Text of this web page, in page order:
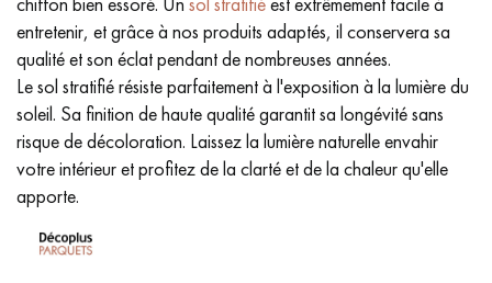
entretenir, et grâce à nos produits adaptés, il conservera sa
qualité et son éclat pendant de nombreuses années.
Le sol stratifié résiste parfaitement à l'exposition à la lumière du
soleil. Sa finition de haute qualité garantit sa longévité sans
risque de décoloration. Laissez la lumière naturelle envahir
votre intérieur et profitez de la clarté et de la chaleur qu'elle
apporte.